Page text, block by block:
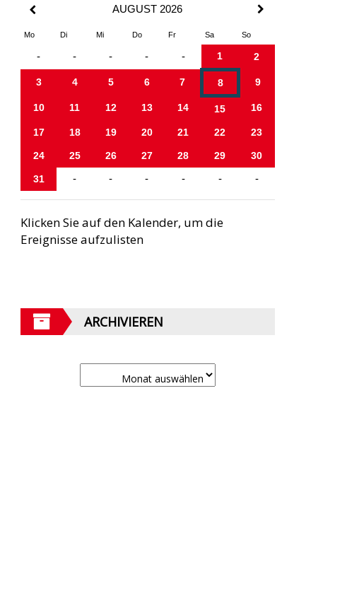
AUGUST 2026
Mo Di Mi Do Fr Sa So
- - - - - 1 2
3 4 5 6 7 8 9
10 11 12 13 14 15 16
17 18 19 20 21 22 23
24 25 26 27 28 29 30
31 - - - - - -
Klicken Sie auf den Kalender, um die
Ereignisse aufzulisten
ARCHIVIEREN